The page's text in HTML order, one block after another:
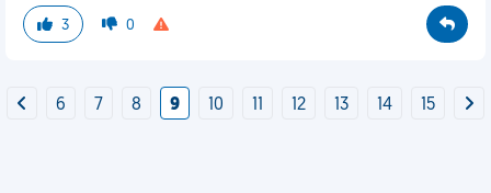
3 0
6 7 8 9 10 12 13 14 15